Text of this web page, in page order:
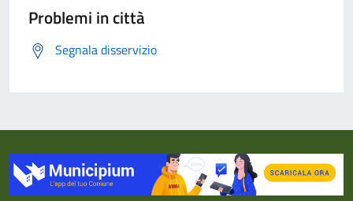
Problemi in città
Segnala disservizio